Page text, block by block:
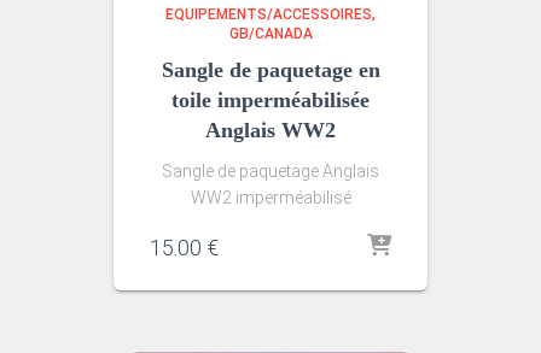
EQUIPEMENTS/ACCESSOIRES
GB/CANADA
Sangle de paquetage en
toile imperméabilisée
Anglais WW2
Sangle de paquetage Anglais
WW2 imperméabilisé
15.00 €